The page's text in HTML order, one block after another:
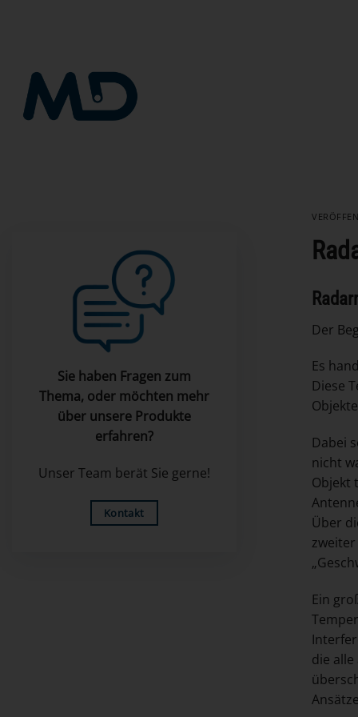
Sie haben Fragen zum
Thema, oder möchten mehr
über unsere Produkte
erfahren?
Unser Team berät Sie gerne!
Kontakt
Der
Es
Diese
Dabei
nicht
Objekt
Über
Ein
die